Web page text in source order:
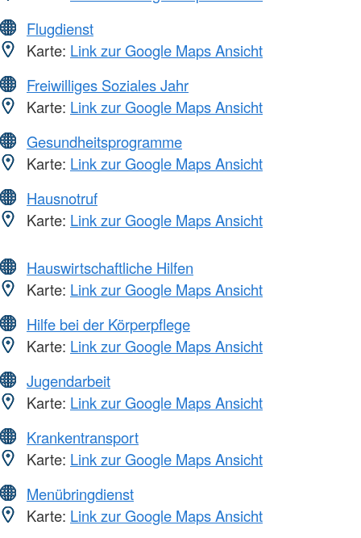
Flugdienst
Karte: Link zur Google Maps Ansicht
Freiwilliges Soziales Jahr
Karte: Link zur Google Maps Ansicht
Gesundheitsprogramme
Karte: Link zur Google Maps Ansicht
Hausnotruf
Karte: Link zur Google Maps Ansicht
Hauswirtschaftliche Hilfen
Karte: Link zur Google Maps Ansicht
Hilfe bei der Körperpflege
Karte: Link zur Google Maps Ansicht
Jugendarbeit
Karte: Link zur Google Maps Ansicht
Krankentransport
Karte: Link zur Google Maps Ansicht
Menübringdienst
Karte: Link zur Google Maps Ansicht